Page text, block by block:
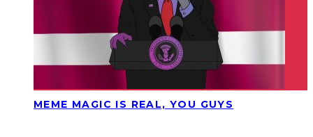
MEME MAGIC IS REAL, YOU GUYS